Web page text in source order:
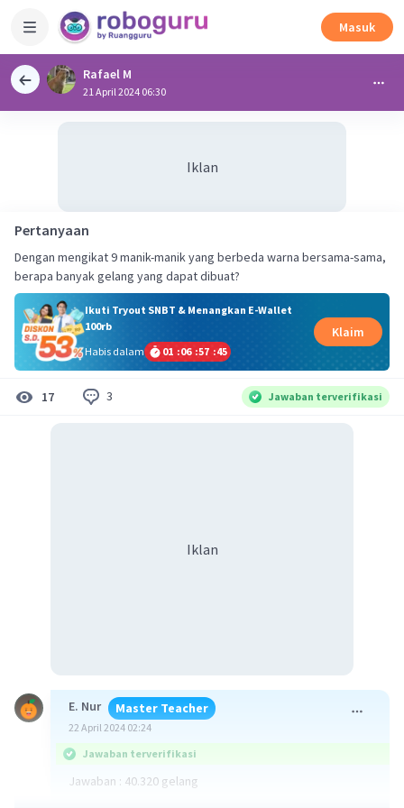
Masuk
Rafael M
21 April 2024 06:30
Iklan
Pertanyaan
Dengan mengikat 9 manik-manik yang berbeda warna bersama-sama,
berapa banyak gelang yang dapat dibuat?
Ikuti Tryout SNBT & Menangkan E-Wallet
100rb
Habis dalam
01 :06 :57 :44
Klaim
17 3 Jawaban terverifikasi
Iklan
E. Nur Master Teacher
22 April 2024 02:24
Jawaban terverifikasi
Jawaban : 40.320 gelang